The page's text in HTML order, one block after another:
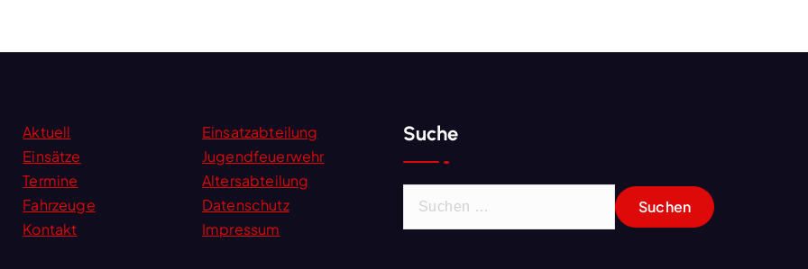
Aktuell
Einsatzabteilung
Einsätze
Jugendfeuerwehr
Termine
Altersabteilung
Fahrzeuge
Datenschutz
Kontakt
Impressum
Suche